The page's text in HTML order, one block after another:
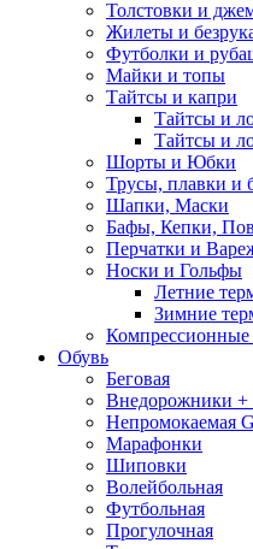
Толстовки и
Жилеты и
Футболки и
Майки и топы
Тайтсы и капри
Тайтсы и
Тайтсы и
Шорты и Юбки
Трусы, плавки и
Шапки, Маски
Бафы, Кепки,
Перчатки и
Носки и Гольфы
Летние
Зимние
Обувь
Беговая
Внедорожники +
Непромокаемая
Марафонки
Шиповки
Волейбольная
Футбольная
Прогулочная